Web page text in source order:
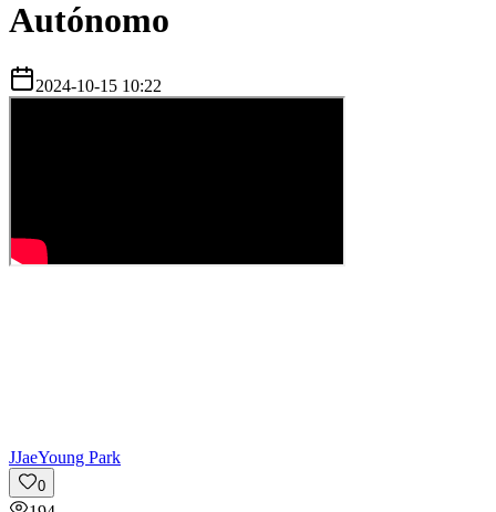
Autónomo
2024-10-15 10:22
JJaeYoung Park
0